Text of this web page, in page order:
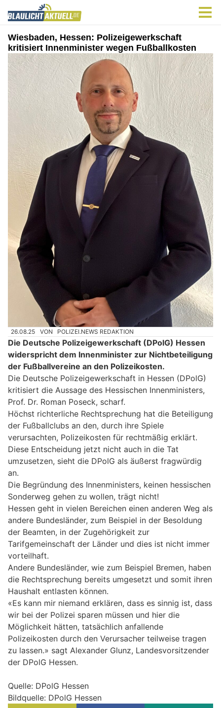
Wiesbaden, Hessen: Polizeigewerkschaft
kritisiert Innenminister wegen Fußballkosten
26.08.25 VON POLIZEI.NEWS REDAKTION
Die Deutsche Polizeigewerkschaft (DPolG) Hessen
widerspricht dem Innenminister zur Nichtbeteiligung
der Fußballvereine an den Polizeikosten.
Die Deutsche Polizeigewerkschaft in Hessen (DPolG)
kritisiert die Aussage des Hessischen Innenministers,
Prof. Dr. Roman Poseck, scharf.
Höchst richterliche Rechtsprechung hat die Beteiligung
der Fußballclubs an den, durch ihre Spiele
verursachten, Polizeikosten für rechtmäßig erklärt.
Diese Entscheidung jetzt nicht auch in die Tat
umzusetzen, sieht die DPolG als äußerst fragwürdig
an.
Die Begründung des Innenministers, keinen hessischen
Sonderweg gehen zu wollen, trägt nicht!
Hessen geht in vielen Bereichen einen anderen Weg als
andere Bundesländer, zum Beispiel in der Besoldung
der Beamten, in der Zugehörigkeit zur
Tarifgemeinschaft der Länder und dies ist nicht immer
vorteilhaft.
Andere Bundesländer, wie zum Beispiel Bremen, haben
die Rechtsprechung bereits umgesetzt und somit ihren
Haushalt entlasten können.
«Es kann mir niemand erklären, dass es sinnig ist, dass
wir bei der Polizei sparen müssen und hier die
Möglichkeit hätten, tatsächlich anfallende
Polizeikosten durch den Verursacher teilweise tragen
zu lassen.» sagt Alexander Glunz, Landesvorsitzender
der DPolG Hessen.
Quelle: DPolG Hessen
Bildquelle: DPolG Hessen